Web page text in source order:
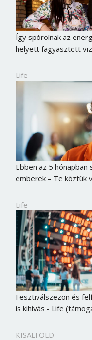
Így spórolnak az
helyett fagyasztott
Life
Ebben az 5
emberek – Te köztük
Life
Fesztiválszezon és
is kihívás - Life
KISALFOLD